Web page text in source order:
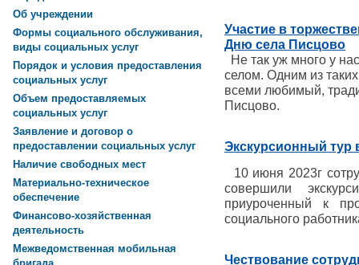
Участие в
Дню села Писцово
Не так уж много у
селом. Одним из
всеми любимый,
Писцово.
Экскурсионный тур
10 июня 2023г
совершили
приуроченный к
социального
Чествование
Об учреждении
Формы социального обслуживания,
виды социальных услуг
Порядок и условия предоставления
социальных услуг
Объем предоставляемых
социальных услуг
Заявление и договор о
предоставлении социальных услуг
Наличие свободных мест
Материально-техническое
обеспечение
Финансово-хозяйственная
деятельность
Межведомственная мобильная